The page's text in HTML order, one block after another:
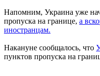
Напомним, Украина уже
пропуска на границе, а
иностранцам.
Накануне сообщалось, что
пунктов пропуска на